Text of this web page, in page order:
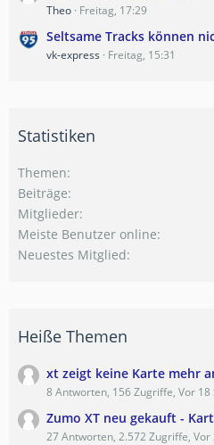
Theo Freitag, 17:29
Seltsame Tracks können
vk-express Freitag, 15:31
Statistiken
Themen
Beiträge
Mitglieder
Meiste Benutzer online
Neuestes Mitglied
Heiße Themen
xt zeigt keine Karte mehr
8 Antworten, 156 Zugriffe, Vor 18
Zumo XT neu gekauft -
27 Antworten, 2.572 Zugriffe, Vor